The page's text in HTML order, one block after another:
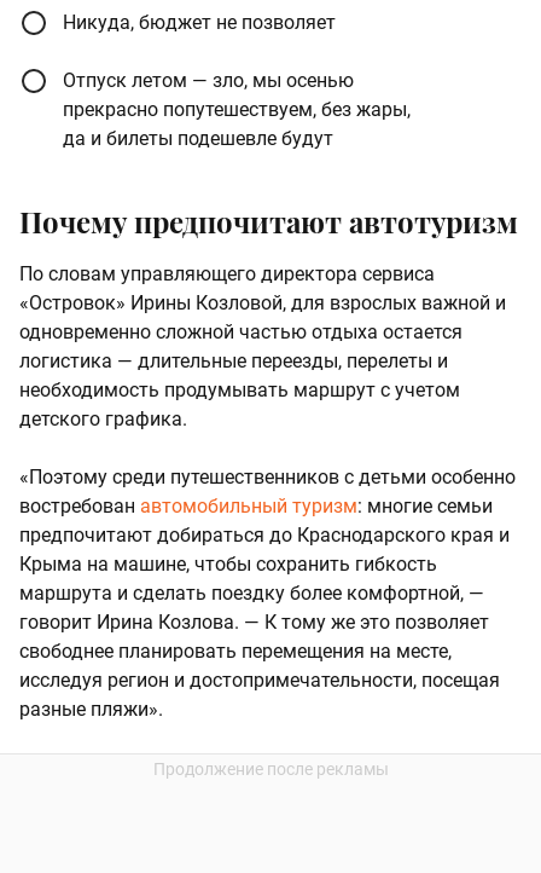
Никуда, бюджет не позволяет
Отпуск летом — зло, мы осенью
прекрасно попутешествуем, без жары,
да и билеты подешевле будут
Почему предпочитают автотуризм
По словам управляющего директора сервиса
«Островок» Ирины Козловой, для взрослых важной и
одновременно сложной частью отдыха остается
логистика — длительные переезды, перелеты и
необходимость продумывать маршрут с учетом
детского графика.
«Поэтому среди путешественников с детьми особенно
востребован автомобильный туризм: многие семьи
предпочитают добираться до Краснодарского края и
Крыма на машине, чтобы сохранить гибкость
маршрута и сделать поездку более комфортной, —
говорит Ирина Козлова. — К тому же это позволяет
свободнее планировать перемещения на месте,
исследуя регион и достопримечательности, посещая
разные пляжи».